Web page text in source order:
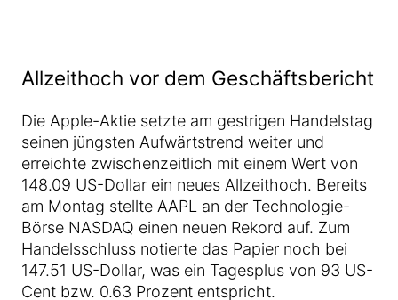
Allzeithoch vor dem Geschäftsbericht
Die Apple-Aktie setzte am gestrigen Handelstag
seinen jüngsten Aufwärtstrend weiter und
erreichte zwischenzeitlich mit einem Wert von
148.09 US-Dollar ein neues Allzeithoch. Bereits
am Montag stellte AAPL an der Technologie-
Börse NASDAQ einen neuen Rekord auf. Zum
Handelsschluss notierte das Papier noch bei
147.51 US-Dollar, was ein Tagesplus von 93 US-
Cent bzw. 0.63 Prozent entspricht.